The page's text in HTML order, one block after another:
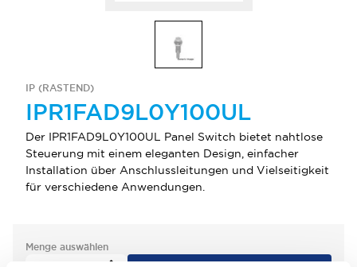
IP (RASTEND)
IPR1FAD9L0Y100UL
Der IPR1FAD9L0Y100UL Panel Switch bietet nahtlose
Steuerung mit einem eleganten Design, einfacher
Installation über Anschlussleitungen und Vielseitigkeit
für verschiedene Anwendungen.
Menge auswählen